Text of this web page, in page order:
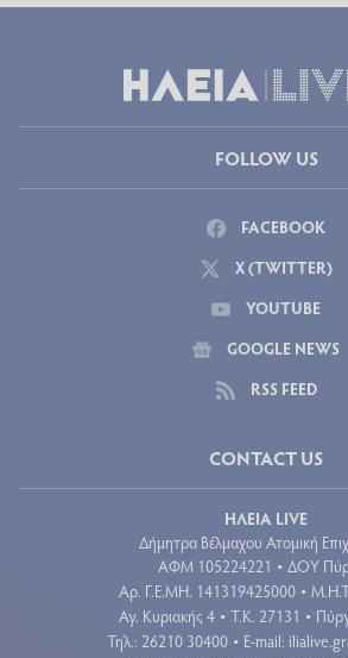
FOLLOW US
FACEBOOK
X (TWITTER)
YOUTUBE
GOOGLE NEWS
RSS FEED
CONTACT US
ΗΛΕΙΑ LIVE
Δήμητρα Βέλμαχου Ατομική
ΑΦΜ 105224221 • ΔΟΥ
Aρ. Γ.Ε.ΜΗ. 141319425000 •
Αγ. Κυριακής 4 • Τ.Κ. 27131 •
Τηλ.: 26210 30400 • E-mail: